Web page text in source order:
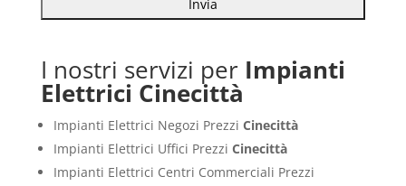
I nostri servizi per Impianti
Elettrici Cinecittà
Impianti Elettrici Negozi Prezzi Cinecittà
Impianti Elettrici Uffici Prezzi Cinecittà
Impianti Elettrici Centri Commerciali Prezzi